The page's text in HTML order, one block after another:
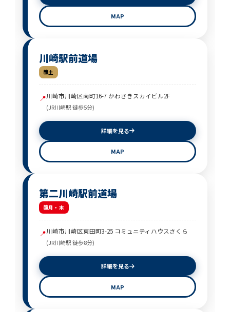
MAP
川崎駅前道場
土
📍川崎市川崎区南町16-7 かわさきスカイビル2F
(JR川崎駅 徒歩5分)
詳細を見る
MAP
第二川崎駅前道場
月・木
📍川崎市川崎区東田町3-25 コミュニティハウスさくら
(JR川崎駅 徒歩8分)
詳細を見る
MAP